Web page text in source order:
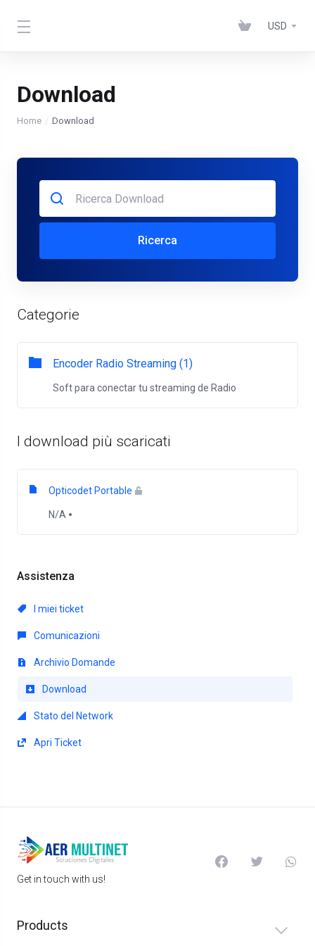
USD
Download
Home Download
Assistenza
I miei ticket
Comunicazioni
Archivio Domande
Download
Stato del Network
Apri Ticket
Ricerca
Categorie
Encoder Radio Streaming (1)
Soft para conectar tu streaming de Radio
I download più scaricati
Opticodet Portable
N/A
Get in touch with us!
Products